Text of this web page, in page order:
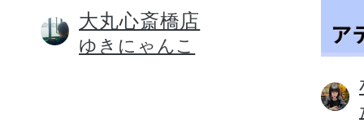
大丸心斎橋店
ゆきにゃんこ